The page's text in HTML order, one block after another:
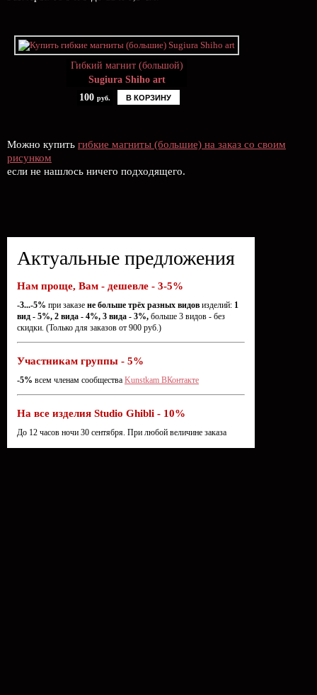
Гибкий магнит (большой)
Sugiura Shiho art
100 руб. В КОРЗИНУ
Можно купить гибкие магниты (большие) на заказ со своим
рисунком
если не нашлось ничего подходящего.
Актуальные предложения
Нам проще, Вам - дешевле - 3-5%
-3...-5% при заказе не больше трёх разных видов изделий: 1
вид - 5%, 2 вида - 4%, 3 вида - 3%, больше 3 видов - без
скидки. (Только для заказов от 900 руб.)
Участникам группы - 5%
-5% всем членам сообщества Kunstkam ВКонтакте
На все изделия Studio Ghibli - 10%
До 12 часов ночи 30 сентября. При любой величине заказа